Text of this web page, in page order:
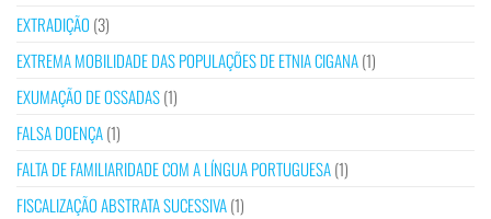
EXTRADIÇÃO (3)
EXTREMA MOBILIDADE DAS POPULAÇÕES DE ETNIA CIGANA(1)
EXUMAÇÃO DE OSSADAS(1)
FALSA DOENÇA(1)
FALTA DE FAMILIARIDADE COM A LÍNGUA PORTUGUESA(1)
FISCALIZAÇÃO ABSTRATA SUCESSIVA(1)